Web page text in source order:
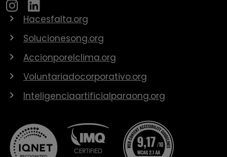
Hacesfalta.org
Solucionesong.org
Accionporelclima.org
Voluntariadocorporativo.org
Inteligenciaartificialparaong.org